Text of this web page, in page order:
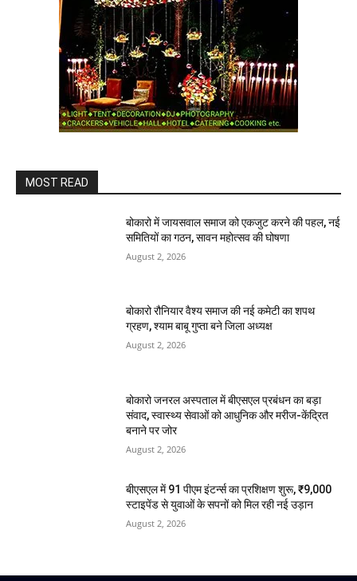
MOST READ
बोकारो में जायसवाल समाज को एकजुट करने की पहल, नई
समितियों का गठन, सावन महोत्सव की घोषणा
August 2, 2026
बोकारो रौनियार वैश्य समाज की नई कमेटी का शपथ
ग्रहण, श्याम बाबू गुप्ता बने जिला अध्यक्ष
August 2, 2026
बोकारो जनरल अस्पताल में बीएसएल प्रबंधन का बड़ा
संवाद, स्वास्थ्य सेवाओं को आधुनिक और मरीज-केंद्रित
बनाने पर जोर
August 2, 2026
बीएसएल में 91 पीएम इंटर्न्स का प्रशिक्षण शुरू, ₹9,000
स्टाइपेंड से युवाओं के सपनों को मिल रही नई उड़ान
August 2, 2026